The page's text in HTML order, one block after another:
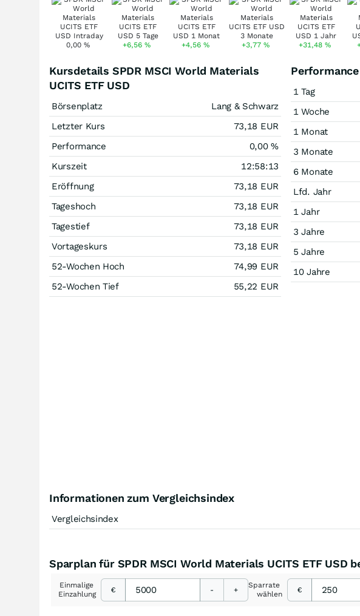
0,00 % +6,56% +4,56 % +3,77 % +31,48%
Kursdetails SPDR MSCI World Materials
UCITS ETF USD
Börsenplatz
Lang & Schwarz
Letzter Kurs
73,18 EUR
Performance
0,00%
Kurszeit
12:58:13
Eröffnung
73,18 EUR
Tageshoch
73,18 EUR
Tagestief
73,18 EUR
Vortageskurs
73,18 EUR
52-Wochen Hoch
74,99 EUR
52-Wochen Tief
55,22 EUR
Performance
1 Tag
1 Woche
1 Monat
3 Monate
6 Monate
Lfd. Jahr
1 Jahr
3 Jahre
5 Jahre
10 Jahre
Informationen zum Vergleichsindex
Vergleichsindex
Sparplan für SPDR MSCI World Materials UCITS ETF USD
Einmalige
Einzahlung
€ - +
Sparrate
wählen
€